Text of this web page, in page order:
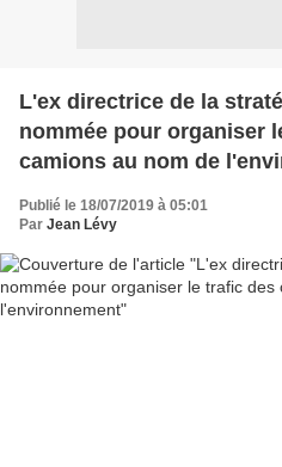
L'ex directrice de la stratégie de la SNCF
nommée pour organiser le trafic des cars et des
camions au nom de
Publié le 18/07/2019 à 05:01
Par Jean Lévy